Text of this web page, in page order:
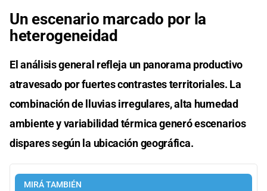
Un escenario marcado por la
heterogeneidad
El análisis general refleja un panorama productivo
atravesado por fuertes contrastes territoriales. La
combinación de lluvias irregulares, alta humedad
ambiente y variabilidad térmica generó escenarios
dispares según la ubicación geográfica.
MIRÁ TAMBIÉN